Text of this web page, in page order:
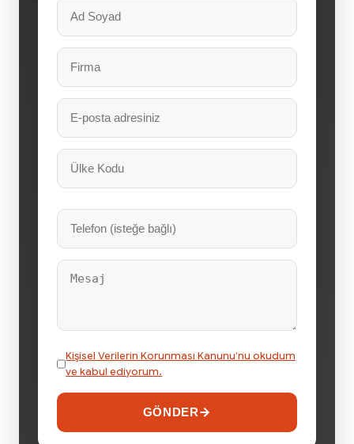
Kişisel Verilerin Korunması Kanunu’nu okudum
ve kabul ediyorum.
GÖNDER